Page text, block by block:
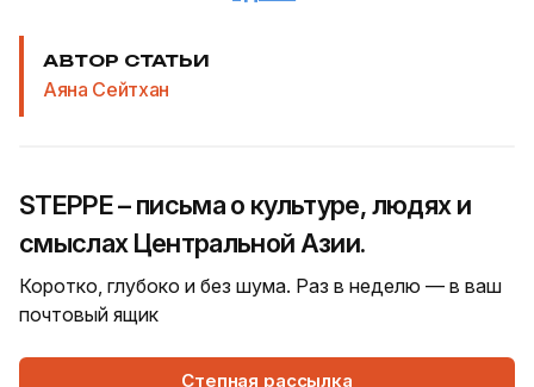
АВТОР СТАТЬИ
Аяна Сейтхан
STEPPE – письма о культуре, людях и
смыслах Центральной Азии.
Коротко, глубоко и без шума. Раз в неделю — в ваш
почтовый ящик
Степная рассылка